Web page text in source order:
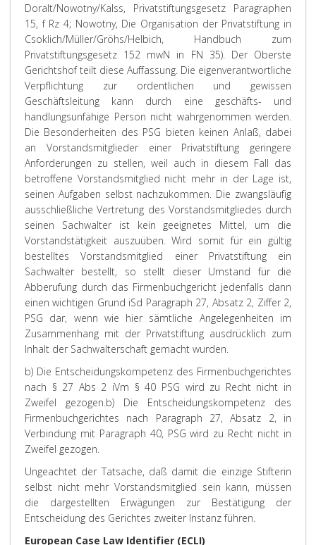
Doralt/Nowotny/Kalss, Privatstiftungsgesetz Paragraphen
15, f Rz 4; Nowotny, Die Organisation der Privatstiftung in
Csoklich/Müller/Gröhs/Helbich, Handbuch zum
Privatstiftungsgesetz 152 mwN in FN 35). Der Oberste
Gerichtshof teilt diese Auffassung. Die eigenverantwortliche
Verpflichtung zur ordentlichen und gewissen
Geschäftsleitung kann durch eine geschäfts- und
handlungsunfähige Person nicht wahrgenommen werden.
Die Besonderheiten des PSG bieten keinen Anlaß, dabei
an Vorstandsmitglieder einer Privatstiftung geringere
Anforderungen zu stellen, weil auch in diesem Fall das
betroffene Vorstandsmitglied nicht mehr in der Lage ist,
seinen Aufgaben selbst nachzukommen. Die zwangsläufig
ausschließliche Vertretung des Vorstandsmitgliedes durch
seinen Sachwalter ist kein geeignetes Mittel, um die
Vorstandstätigkeit auszuüben. Wird somit für ein gültig
bestelltes Vorstandsmitglied einer Privatstiftung ein
Sachwalter bestellt, so stellt dieser Umstand für die
Abberufung durch das Firmenbuchgericht jedenfalls dann
einen wichtigen Grund iSd Paragraph 27, Absatz 2, Ziffer 2,
PSG dar, wenn wie hier sämtliche Angelegenheiten im
Zusammenhang mit der Privatstiftung ausdrücklich zum
Inhalt der Sachwalterschaft gemacht wurden.
b) Die Entscheidungskompetenz des Firmenbuchgerichtes
nach § 27 Abs 2 iVm § 40 PSG wird zu Recht nicht in
Zweifel gezogen.b) Die Entscheidungskompetenz des
Firmenbuchgerichtes nach Paragraph 27, Absatz 2, in
Verbindung mit Paragraph 40, PSG wird zu Recht nicht in
Zweifel gezogen.
Ungeachtet der Tatsache, daß damit die einzige Stifterin
selbst nicht mehr Vorstandsmitglied sein kann, müssen
die dargestellten Erwägungen zur Bestätigung der
Entscheidung des Gerichtes zweiter Instanz führen.
European Case Law Identifier (ECLI)